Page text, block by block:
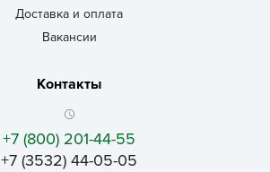
Доставка и оплата
Вакансии
Контакты
+7 (800) 201-44-55
+7 (3532) 44-05-05